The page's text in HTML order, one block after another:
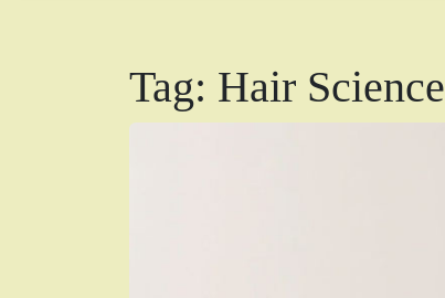
Tag: Hair Science